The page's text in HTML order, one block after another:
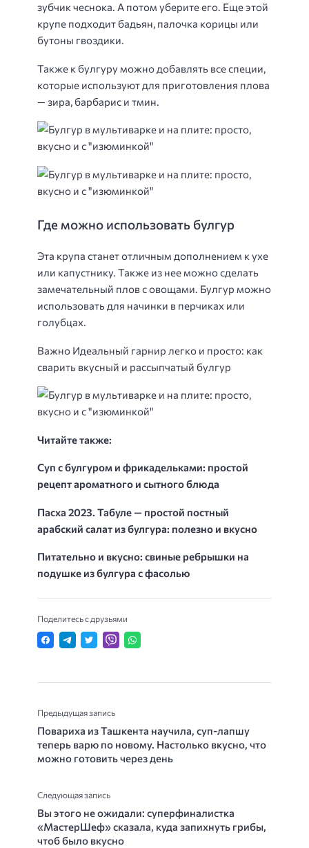
зубчик чеснока. А потом уберите его. Еще этой
крупе подходит бадьян, палочка корицы или
бутоны гвоздики.
Также к булгуру можно добавлять все специи,
которые используют для приготовления плова
— зира, барбарис и тмин.
Где можно использовать булгур
Эта крупа станет отличным дополнением к ухе
или капустнику. Также из нее можно сделать
замечательный плов с овощами. Булгур можно
использовать для начинки в перчиках или
голубцах.
Важно Идеальный гарнир легко и просто: как
сварить вкусный и рассыпчатый булгур
Читайте также:
Суп с булгуром и фрикадельками: простой
рецепт ароматного и сытного блюда
Пасха 2023. Табуле — простой постный
арабский салат из булгура: полезно и вкусно
Питательно и вкусно: свиные ребрышки на
подушке из булгура с фасолью
Поделитесь с друзьями
Предыдущая запись
Повариха из Ташкента научила, суп-лапшу
теперь варю по новому. Настолько вкусно, что
можно готовить через день
Следующая запись
Вы этого не ожидали: суперфиналистка
«МастерШеф» сказала, куда запихнуть грибы,
чтоб было вкусно